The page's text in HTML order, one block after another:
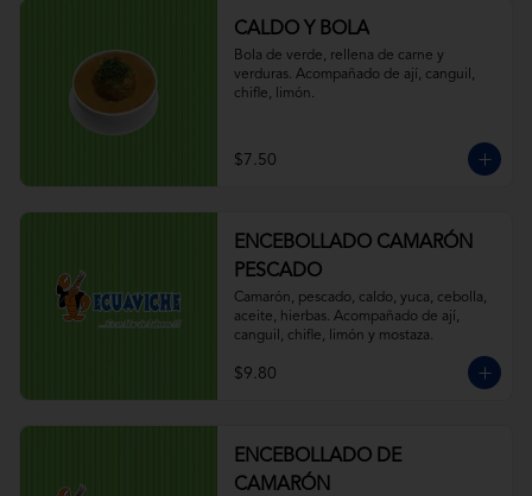
CALDO Y BOLA
Bola de verde, rellena de carne y
verduras. Acompañado de ají, canguil,
chifle, limón.
$7.50
ENCEBOLLADO CAMARÓN
PESCADO
Camarón, pescado, caldo, yuca, cebolla,
aceite, hierbas. Acompañado de ají,
canguil, chifle, limón y mostaza.
$9.80
ENCEBOLLADO DE
CAMARÓN